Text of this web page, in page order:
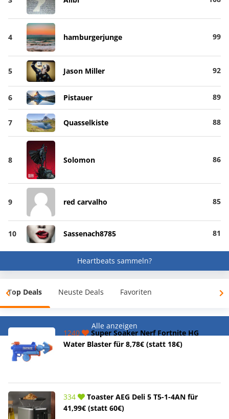
4 hamburgerjunge 99
5 Jason Miller 92
6 Pistauer 89
7 Quasselkiste 88
8 Solomon 86
9 red carvalho 85
10 Sassenach8785 81
Heartbeats sammeln?
Top Deals Neuste Deals Favoriten
Alle anzeigen
1240
Super Soaker Nerf Fortnite HG
Water Blaster für 8,78€ (statt 18€)
334
Toaster AEG Deli 5 T5-1-4AN für
41,99€ (statt 60€)